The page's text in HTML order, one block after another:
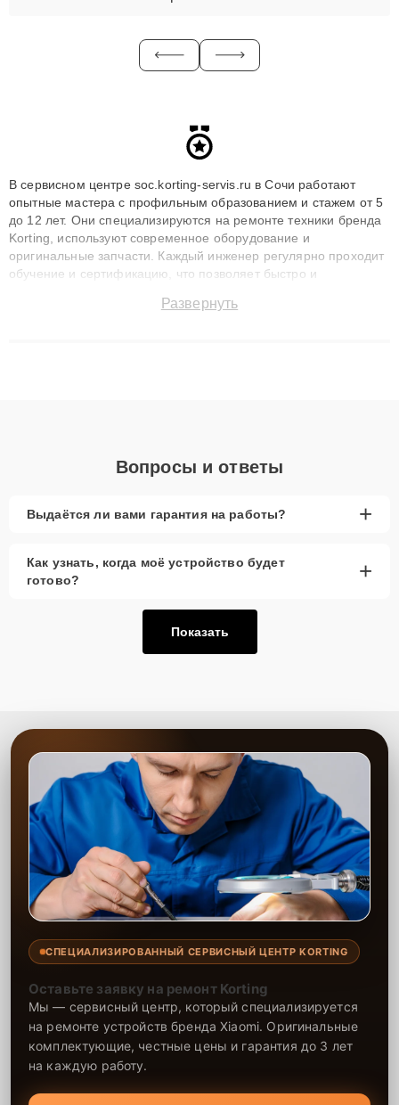
В сервисном центре soc.korting-servis.ru в Сочи работают
опытные мастера с профильным образованием и стажем от 5
до 12 лет. Они специализируются на ремонте техники бренда
Korting, используют современное оборудование и
оригинальные запчасти. Каждый инженер регулярно проходит
обучение и сертификацию, что позволяет быстро и
сохранением гарантии до 3 лет. Наши мастера решают
Развернуть
Вопросы и ответы
Выдаётся ли вами гарантия на работы? +
Как узнать, когда моё устройство будет
готово?
+
Показать
СПЕЦИАЛИЗИРОВАННЫЙ СЕРВИСНЫЙ ЦЕНТР KORTING
Оставьте заявку на ремонт Korting
Мы — сервисный центр, который специализируется
на ремонте устройств бренда Xiaomi. Оригинальные
комплектующие, честные цены и гарантия до 3 лет
на каждую работу.